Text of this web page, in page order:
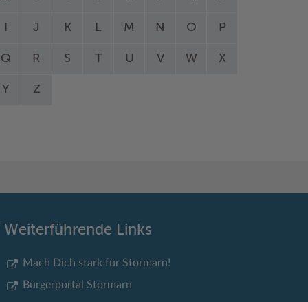
J K L M N O P
Q R S T U V W X
Y Z
Weiterführende Links
Mach Dich stark für Stormarn!
Bürgerportal Stormarn